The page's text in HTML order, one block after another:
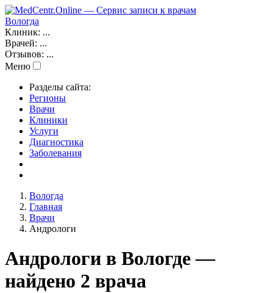
Вологда
Клиник: ...
Врачей: ...
Отзывов: ...
Меню
Разделы сайта:
Регионы
Врачи
Клиники
Услуги
Диагностика
Заболевания
Вологда
Главная
Врачи
Андрологи
Андрологи в Вологде —
найдено 2 врача